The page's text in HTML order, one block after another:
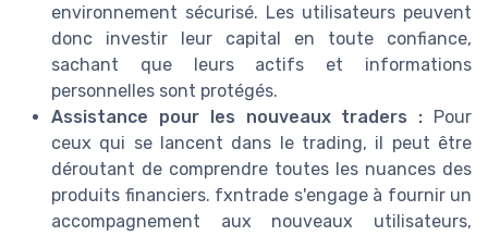
environnement sécurisé. Les utilisateurs peuvent
donc investir leur capital en toute confiance,
sachant que leurs actifs et informations
personnelles sont protégés.
Assistance pour les nouveaux traders : Pour
ceux qui se lancent dans le trading, il peut être
déroutant de comprendre toutes les nuances des
produits financiers. fxntrade s'engage à fournir un
accompagnement aux nouveaux utilisateurs,